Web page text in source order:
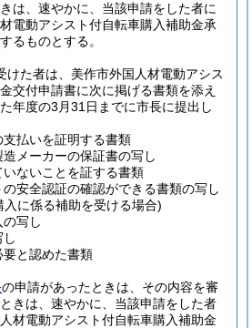
は、速やかに、当該申請をした者に
電動アシスト付自転車購入補助金承
るものとする。
けた者は、美作市外国人材電動アシス
交付申請書に次に掲げる書類を添え
年度の3月31日までに市長に提出し
払いを証明する書類
メーカーの保証書の写し
ないことを証する書類
安全認証の確認ができる書類の写し
に係る補助を受ける場合)
写し
と認めた書類
の申請があったときは、その内容を審
きは、速やかに、当該申請をした者
材電動アシスト付自転車購入補助金